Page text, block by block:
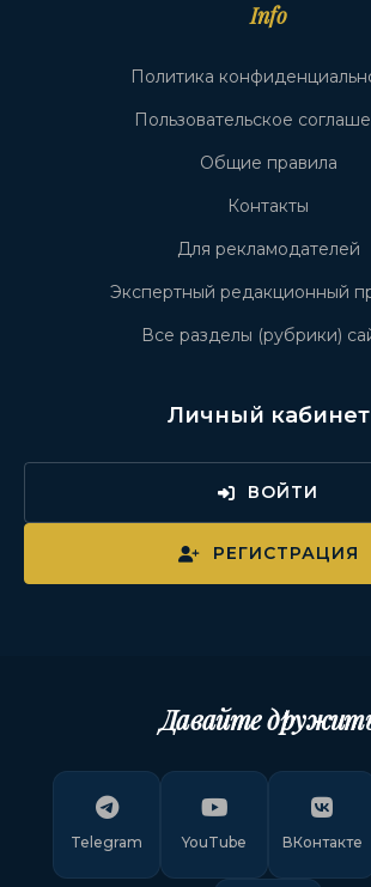
Info
Политика
Пользовательское
Общие правила
Контакты
Для рекламодателей
Экспертный редакционный
Все разделы (рубрики)
Личный кабинет
ВОЙТИ
РЕГИСТРАЦИЯ
Давайте
Telegram YouTube ВКонтакте